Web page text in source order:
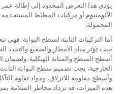
يؤدي هذا التعرض المحدود إلى إطالة عمر
الألومنيوم أو مركبات المطاط
المحمولة.
أما التركيبات الثابتة لسطح البوابة، فهي
حيث تؤثر مياه الأمطار والصقيع والتمدد
أسطح السطح والمتانة الهيكلية. ولضمان
الخارجية، يجب تصميم سطح البوابة
وأسطح مقاومة للانزلاق، ومواد تقاوم
هذه الميزات، قد تزداد مخاطر السلامة